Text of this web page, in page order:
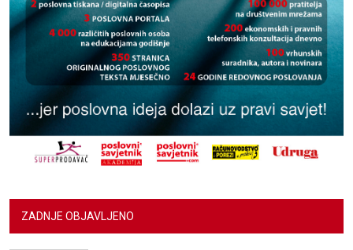
ZADNJE OBJAVLJENO